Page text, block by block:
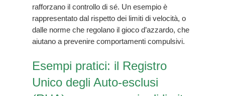
rafforzano il controllo di sé. Un esempio è
rappresentato dal rispetto dei limiti di velocità, o
dalle norme che regolano il gioco d’azzardo, che
aiutano a prevenire comportamenti compulsivi.
Esempi pratici: il Registro
Unico degli Auto-esclusi